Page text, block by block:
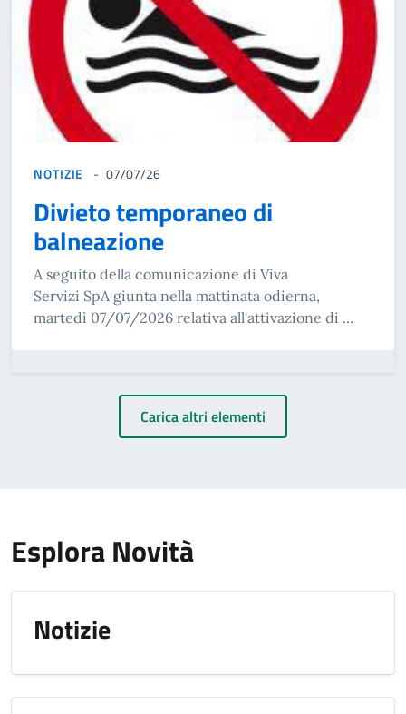
NOTIZIE 07/07/26
Divieto temporaneo di
balneazione
A seguito della comunicazione di Viva
Servizi SpA giunta nella mattinata odierna,
martedì 07/07/2026 relativa all'attivazione di ...
Carica altri elementi
Esplora Novità
Notizie